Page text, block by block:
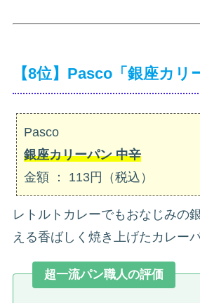
【8位】Pasco「銀座カリ
Pasco
銀座カリーパン 中辛
金額 ： 113円（税込）
レトルトカレーでもおなじみの
える香ばしく焼き上げたカレーパ
超一流パン職人の評価